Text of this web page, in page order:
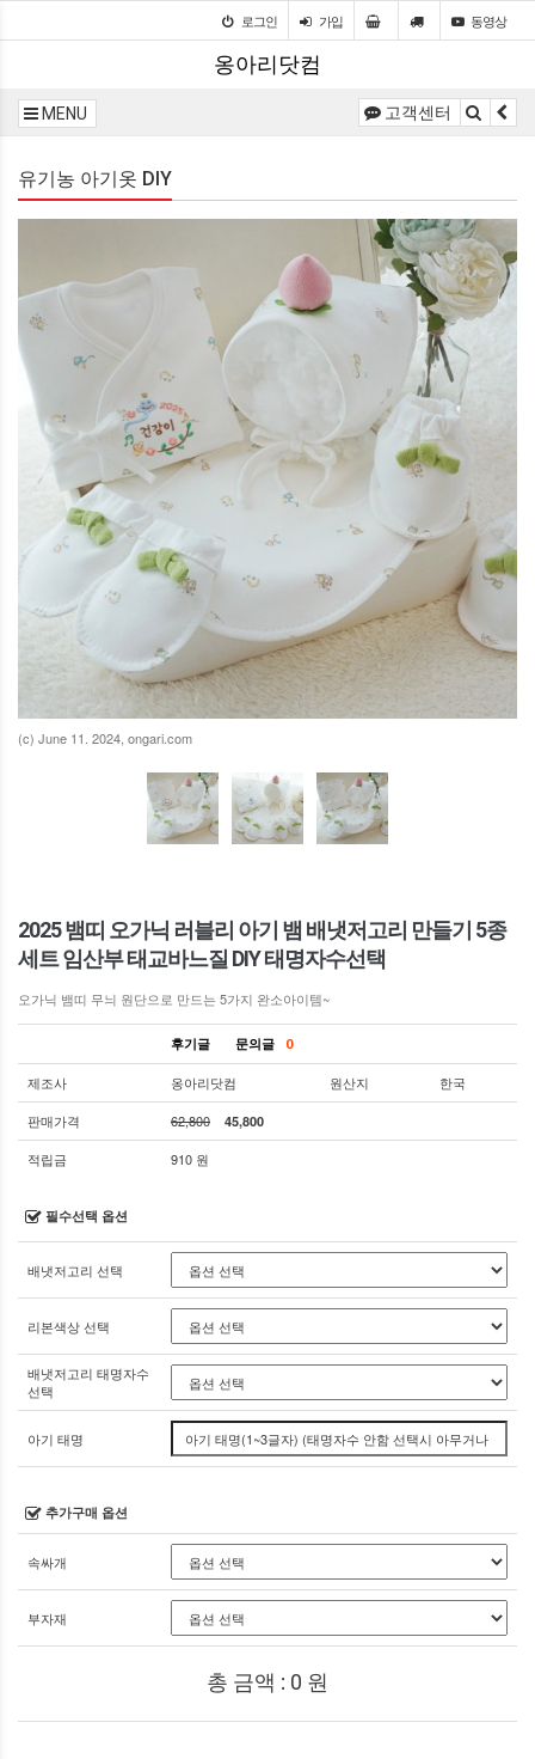
로그인 가입 동영상
옹아리닷컴
MENU 고객센터
유기농 아기옷 DIY
(c) June 11. 2024, ongari.com
2025 뱀띠 오가닉 러블리 아기 뱀 배냇저고리 만들기 5종
세트 임산부 태교바느질 DIY 태명자수선택
오가닉 뱀띠 무늬 원단으로 만드는 5가지 완소아이템~
후기글 문의글 0
제조사 옹아리닷컴 원산지
한국
판매가격
62,800 45,800
적립금 910 원
필수선택 옵션
배냇저고리 선택
리본색상 선택
배냇저고리 태명자수
선택
아기 태명
추가구매 옵션
속싸개
부자재
총 금액 : 0 원